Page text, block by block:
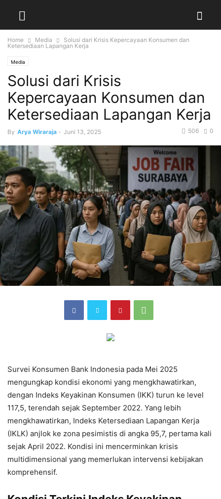
Home Media
Solusi dari Krisis Kepercayaan Konsumen dan
Ketersediaan Lapangan Kerja
Media
Solusi dari Krisis
Kepercayaan Konsumen dan
Ketersediaan Lapangan Kerja
By Arya Wiraraja - Juni 13, 2025 0
506
Survei Konsumen Bank Indonesia pada Mei 2025
mengungkap kondisi ekonomi yang mengkhawatirkan,
dengan Indeks Keyakinan Konsumen (IKK) turun ke level
117,5, terendah sejak September 2022. Yang lebih
mengkhawatirkan, Indeks Ketersediaan Lapangan Kerja
(IKLK) anjlok ke zona pesimistis di angka 95,7, pertama kali
sejak April 2022. Kondisi ini mencerminkan krisis
multidimensional yang memerlukan intervensi kebijakan
komprehensif.